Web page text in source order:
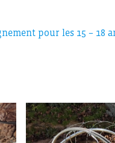
pour les 15 – 18